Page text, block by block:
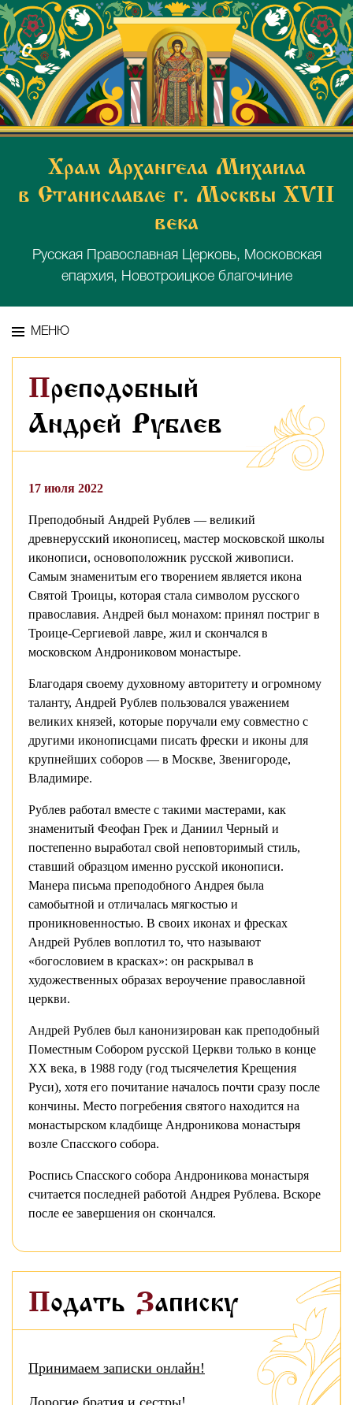
Храм Архангела Михаила
в Станиславле г. Москвы XVII
века
Русская Православная Церковь, Московская
епархия, Новотроицкое благочиние
МЕНЮ
Преподобный
Андрей Рублев
17 июля 2022
Преподобный Андрей Рублев — великий
древнерусский иконописец, мастер московской школы
иконописи, основоположник русской живописи.
Самым знаменитым его творением является икона
Cвятой Троицы, которая стала символом русского
православия. Андрей был монахом: принял постриг в
Троице-Сергиевой лавре, жил и скончался в
московском Андрониковом монастыре.
Благодаря своему духовному авторитету и огромному
таланту, Андрей Рублев пользовался уважением
великих князей, которые поручали ему совместно с
другими иконописцами писать фрески и иконы для
крупнейших соборов — в Москве, Звенигороде,
Владимире.
Рублев работал вместе с такими мастерами, как
знаменитый Феофан Грек и Даниил Черный и
постепенно выработал свой неповторимый стиль,
ставший образцом именно русской иконописи.
Манера письма преподобного Андрея была
самобытной и отличалась мягкостью и
проникновенностью. В своих иконах и фресках
Андрей Рублев воплотил то, что называют
«богословием в красках»: он раскрывал в
художественных образах вероучение православной
церкви.
Андрей Рублев был канонизирован как преподобный
Поместным Собором русской Церкви только в конце
XX века, в 1988 году (год тысячелетия Крещения
Руси), хотя его почитание началось почти сразу после
кончины. Место погребения святого находится на
монастырском кладбище Андроникова монастыря
возле Спасского собора.
Роспись Спасского собора Андроникова монастыря
считается последней работой Андрея Рублева. Вскоре
после ее завершения он скончался.
Подать Записку
Принимаем записки онлайн!
Дорогие братия и сестры!